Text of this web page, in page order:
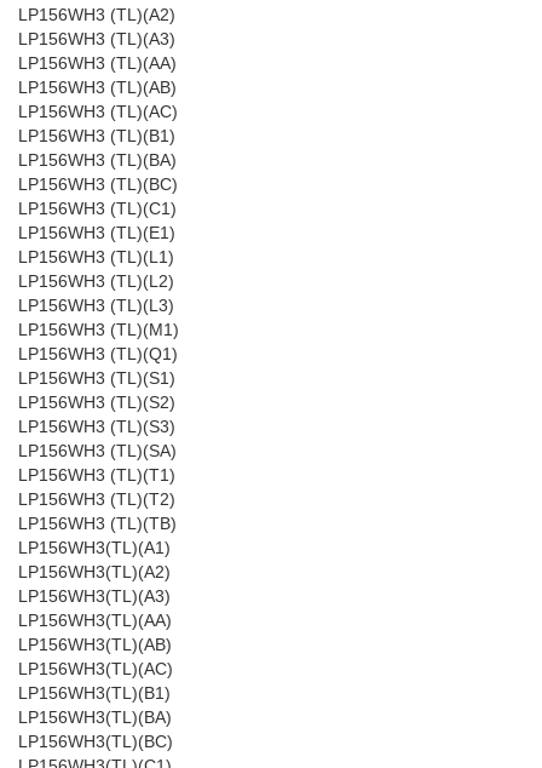
LP156WH3 (TL)(A2)
LP156WH3 (TL)(A3)
LP156WH3 (TL)(AA)
LP156WH3 (TL)(AB)
LP156WH3 (TL)(AC)
LP156WH3 (TL)(B1)
LP156WH3 (TL)(BA)
LP156WH3 (TL)(BC)
LP156WH3 (TL)(C1)
LP156WH3 (TL)(E1)
LP156WH3 (TL)(L1)
LP156WH3 (TL)(L2)
LP156WH3 (TL)(L3)
LP156WH3 (TL)(M1)
LP156WH3 (TL)(Q1)
LP156WH3 (TL)(S1)
LP156WH3 (TL)(S2)
LP156WH3 (TL)(S3)
LP156WH3 (TL)(SA)
LP156WH3 (TL)(T1)
LP156WH3 (TL)(T2)
LP156WH3 (TL)(TB)
LP156WH3(TL)(A1)
LP156WH3(TL)(A2)
LP156WH3(TL)(A3)
LP156WH3(TL)(AA)
LP156WH3(TL)(AB)
LP156WH3(TL)(AC)
LP156WH3(TL)(B1)
LP156WH3(TL)(BA)
LP156WH3(TL)(BC)